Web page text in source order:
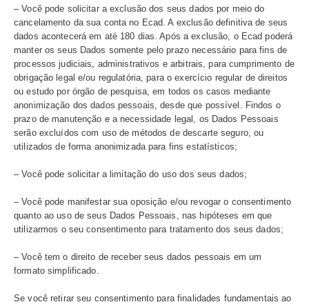
assim como pela exatidão e veracidade, ou falta dela,
aos Dados que você fornece ou pela desatualização.
pois é de sua responsabilidade garantir a exatidão ou
atualizados. O Ecad não assume nenhuma
caso de inexatidão dos dados pessoais introduzidos
ambientes. Todos os dados pessoais coletados serão
ao banco de dados do Ecad.
Da mesma forma, não somos obrigados a processar ou
quaisquer dos seus dados se houver razões para crer
de qualquer lei aplicável, ou se você estiver utilizando
ambientes para quaisquer fins ilegais, ilícitos ou
Nós utilizamos as seguintes tecnologias: